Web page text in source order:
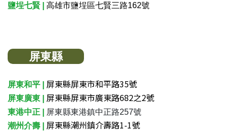
鹽埕七賢 | 高雄市鹽埕區七賢三路162號
屏東縣
屏東和平 | 屏東縣屏東市和平路35號
屏東廣東 | 屏東縣屏東市廣東路682之2號
東港中正 |
屏東縣東港鎮中正路257號
潮州介壽 | 屏東縣潮州鎮介壽路1-1號